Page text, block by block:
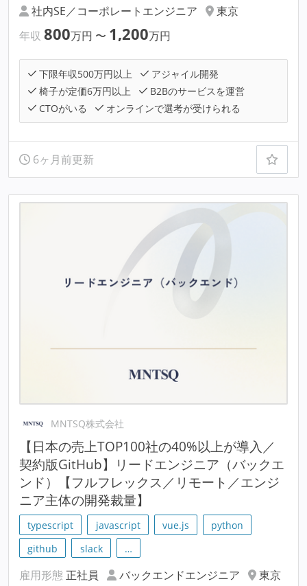
社内SE／コーポレートエンジニア
東京
年収 800万円 〜 1,200万円
下限年収500万円以上
アジャイル開発
椅子が定価6万円以上
B2Bのサービスを運営
CTOがいる
オンラインで選考が受けられる
6ヶ月前更新
MNTSQ株式会社
【日本の売上TOP100社の40%以上が導入／
契約版GitHub】リードエンジニア（バックエ
ンド）【フルフレックス／リモート／エンジ
ニア主体の開発裁量】
typescript javascript vue.js
python
github
slack …
雇用形態 正社員 バックエンドエンジニア
東京